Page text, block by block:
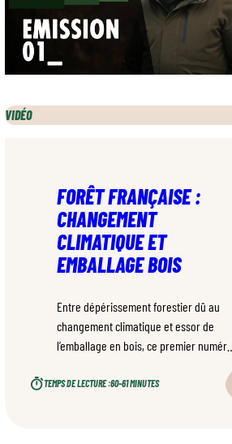
VIDÉO
FORÊT FRANÇAISE :
CHANGEMENT
CLIMATIQUE ET
EMBALLAGE BOIS
Entre dépérissement forestier dû au
changement climatique et essor de
l’emballage en bois, ce premier numéro
grands défis et opportunités de la filière
TEMPS DE LECTURE :60–61 MINUTES